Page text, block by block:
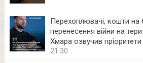
Перехоплювачі, кошти на
перенесення війни на
Хмара озвучив
21:30